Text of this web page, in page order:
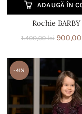
ADAUGĂ ÎN
Rochie BARBY
1.400,00lei Prețul
a
fost:
900,00
-41%